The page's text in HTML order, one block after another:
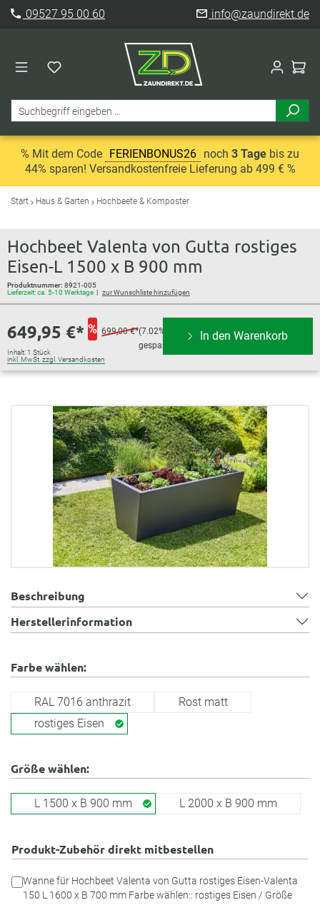
09527 95 00 60 info@zaundirekt.de
% Mit dem Code FERIENBONUS26 noch 3 Tage bis zu
44% sparen! Versandkostenfreie Lieferung ab 499 € %
Start Haus & Garten Hochbeete & Komposter
Hochbeet Valenta von Gutta rostiges
Eisen-L 1500 x B 900 mm
Produktnummer: 8921-005
Lieferzeit: ca. 5-10 Werktage
zur Wunschliste hinzufügen
649,95 €* % 699,00 €*(7.02%
gespart)
Inhalt: 1 Stück
inkl. MwSt. zzgl. Versandkosten
In den Warenkorb
Bildergalerie überspringen
Beschreibung
Herstellerinformation
Farbe wählen:
RAL 7016 anthrazit
Rost matt
rostiges Eisen
Größe wählen:
L 1500 x B 900 mm L 2000 x B 900 mm
Produkt-Zubehör direkt mitbestellen
Wanne für Hochbeet Valenta von Gutta rostiges Eisen-Valenta
150 L 1600 x B 700 mm Farbe wählen:: rostiges Eisen / Größe